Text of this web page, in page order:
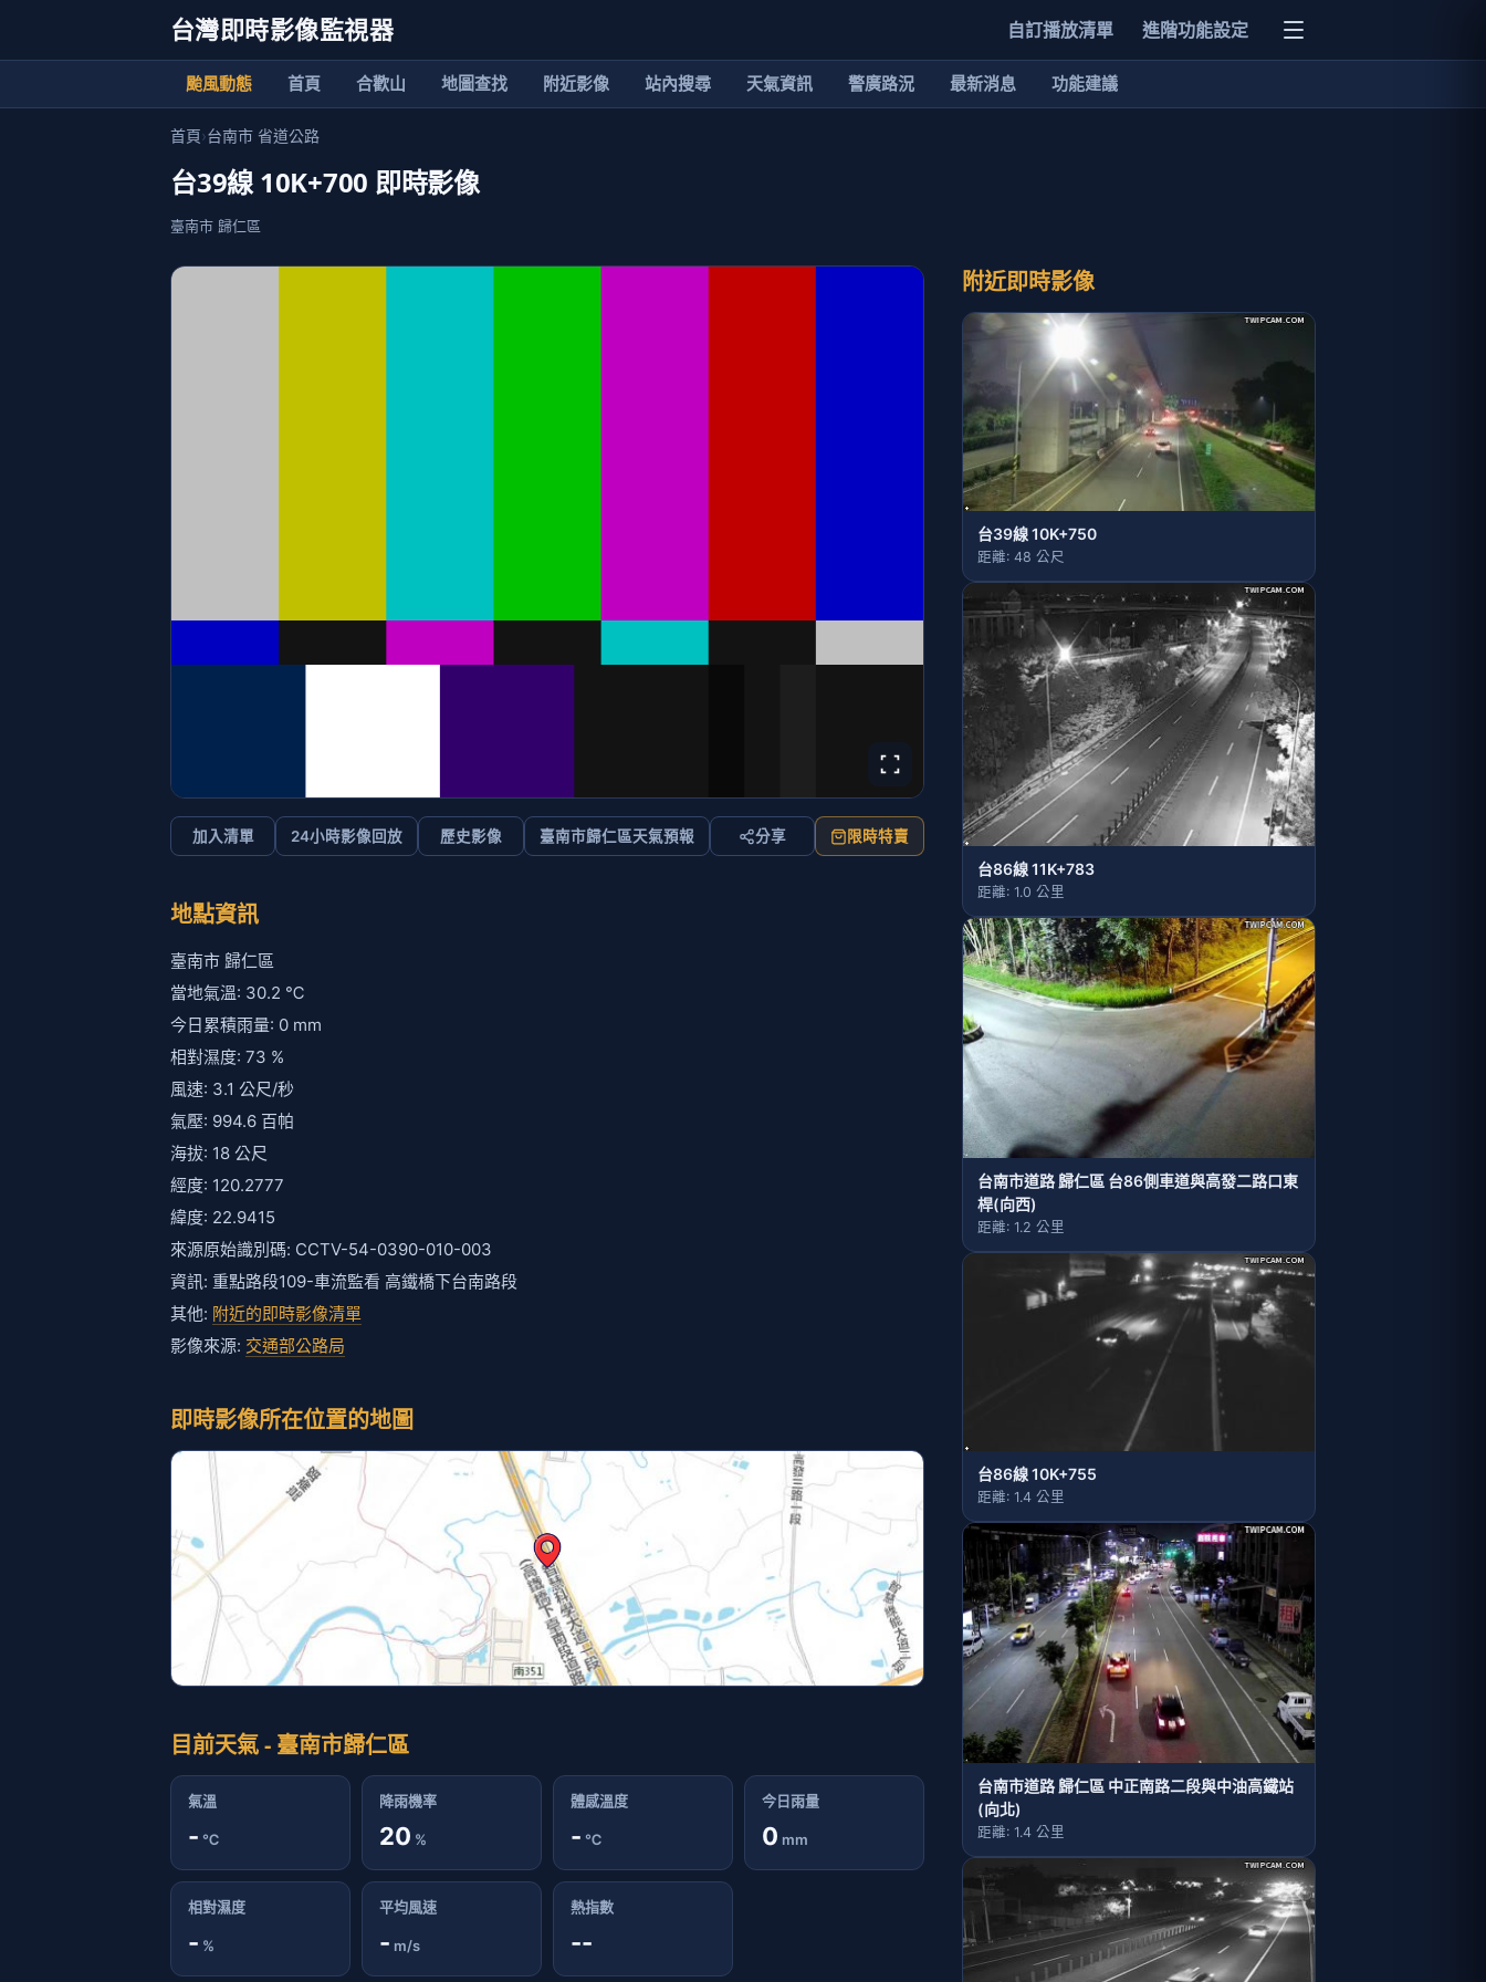
台灣即時影像監視器 自訂播放清單 進階功能設定
颱風動態 首頁 合歡山 地圖查找 附近影像 站內搜尋 天氣資訊 警廣路況 最新消息 功能建議
首頁›台南市 省道公路
台39線 10K+700 即時影像
臺南市 歸仁區
加入清單 24小時影像回放 歷史影像 臺南市歸仁區天氣預報 分享 限時特賣
地點資訊
臺南市 歸仁區
當地氣溫: 30.2 ℃
今日累積雨量: 0 mm
相對濕度: 73 %
風速: 3.1 公尺/秒
氣壓: 994.6 百帕
海拔: 18 公尺
經度: 120.2777
緯度: 22.9415
來源原始識別碼: CCTV-54-0390-010-003
資訊: 重點路段109-車流監看 高鐵橋下台南路段
其他: 附近的即時影像清單
影像來源: 交通部公路局
即時影像所在位置的地圖
目前天氣 - 臺南市歸仁區
氣溫
- ℃
降雨機率
20 %
體感溫度
- ℃
今日雨量
0 mm
相對濕度
- %
平均風速
- m/s
熱指數
--
附近即時影像
台39線 10K+750
距離: 48 公尺
台86線 11K+783
距離: 1.0 公里
台南市道路 歸仁區 台86側車道與高發二路口東
桿(向西)
距離: 1.2 公里
台86線 10K+755
距離: 1.4 公里
台南市道路 歸仁區 中正南路二段與中油高鐵站
(向北)
距離: 1.4 公里